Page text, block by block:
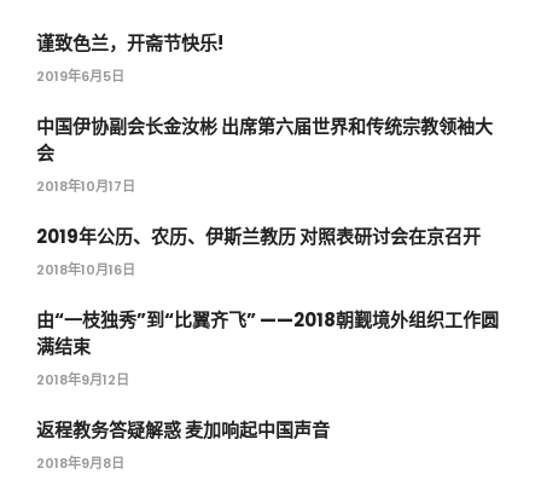
谨致色兰，开斋节快乐!
2019年6月5日
中国伊协副会长金汝彬 出席第六届世界和传统宗教领袖大
会
2018年10月17日
2019年公历、农历、伊斯兰教历 对照表研讨会在京召开
2018年10月16日
由“一枝独秀”到“比翼齐飞” ——2018朝觐境外组织工作圆
满结束
2018年9月12日
返程教务答疑解惑 麦加响起中国声音
2018年9月8日